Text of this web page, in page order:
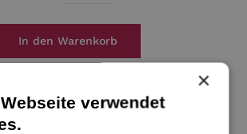
Karte aus unserer Jagd-
Hirsch vor Streifenhintergrund
×
verwendet